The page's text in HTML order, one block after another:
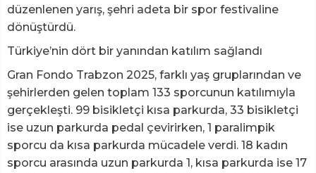
düzenlenen yarış, şehri adeta bir spor festivaline
dönüştürdü.
Türkiye’nin dört bir yanından katılım sağlandı
Gran Fondo Trabzon 2025, farklı yaş gruplarından ve
şehirlerden gelen toplam 133 sporcunun katılımıyla
gerçekleşti. 99 bisikletçi kısa parkurda, 33 bisikletçi
ise uzun parkurda pedal çevirirken, 1 paralimpik
sporcu da kısa parkurda mücadele verdi. 18 kadın
sporcu arasında uzun parkurda 1, kısa parkurda ise 17